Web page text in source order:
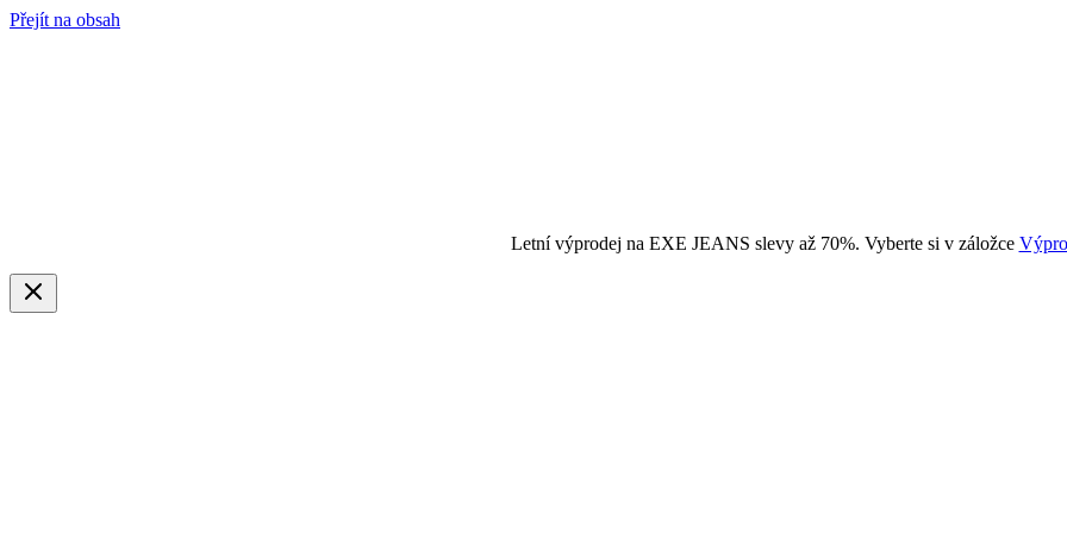
Přejít na obsah
Letní výprodej na EXE JEANS slevy až 70%. Vyberte si v záložce